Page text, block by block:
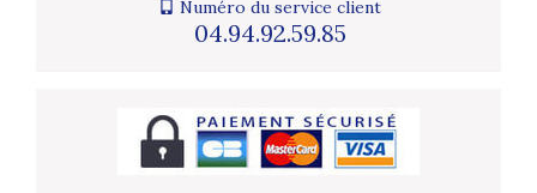
Numéro du service client
04.94.92.59.85